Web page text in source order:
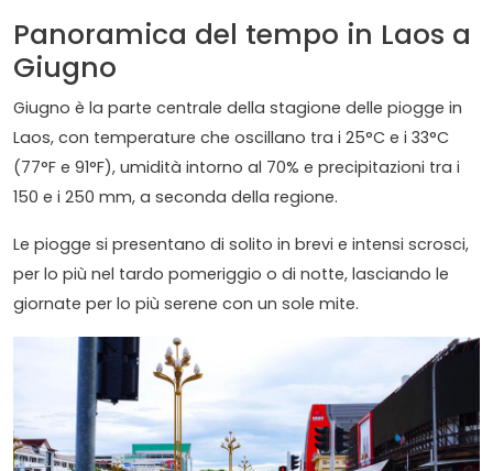
Panoramica del tempo in Laos a
Giugno
Giugno è la parte centrale della stagione delle piogge in
Laos, con temperature che oscillano tra i 25°C e i 33°C
(77°F e 91°F), umidità intorno al 70% e precipitazioni tra i
150 e i 250 mm, a seconda della regione.
Le piogge si presentano di solito in brevi e intensi scrosci,
per lo più nel tardo pomeriggio o di notte, lasciando le
giornate per lo più serene con un sole mite.